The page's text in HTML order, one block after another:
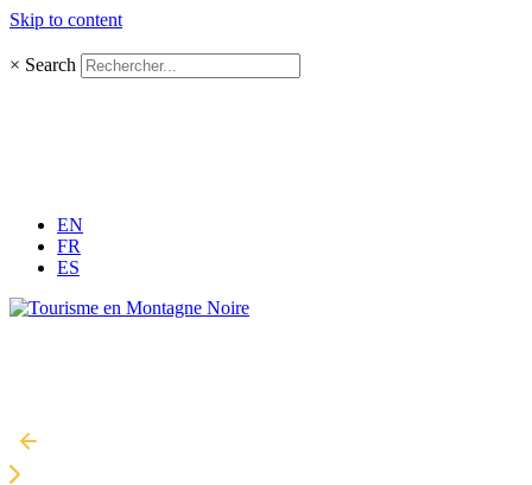
Skip to content
× Search
EN
FR
ES